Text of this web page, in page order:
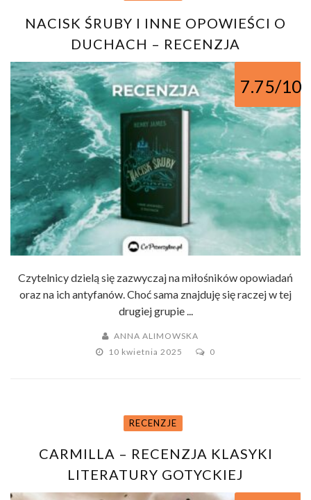
NACISK ŚRUBY I INNE OPOWIEŚCI O
DUCHACH – RECENZJA
7.75/10
Czytelnicy dzielą się zazwyczaj na miłośników opowiadań
oraz na ich antyfanów. Choć sama znajduję się raczej w tej
drugiej grupie ...
ANNA ALIMOWSKA
10 kwietnia 2025
0
RECENZJE
CARMILLA – RECENZJA KLASYKI
LITERATURY GOTYCKIEJ